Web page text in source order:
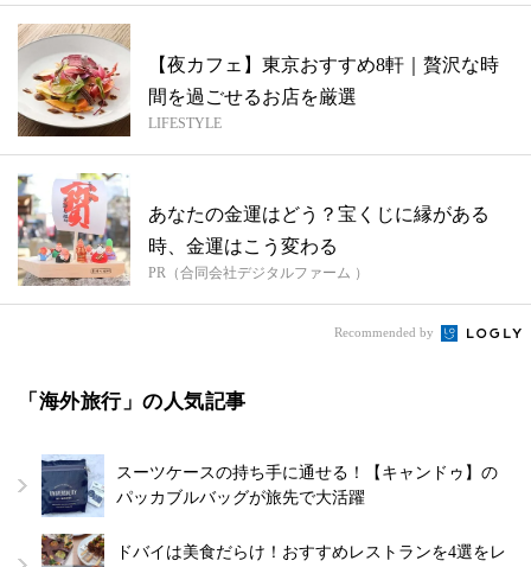
【夜カフェ】東京おすすめ8軒｜贅沢な時
間を過ごせるお店を厳選
LIFESTYLE
あなたの金運はどう？宝くじに縁がある
時、金運はこう変わる
PR（合同会社デジタルファーム ）
Recommended by
「海外旅行」の人気記事
スーツケースの持ち手に通せる！【キャンドゥ】の
パッカブルバッグが旅先で大活躍
ドバイは美食だらけ！おすすめレストランを4選をレ